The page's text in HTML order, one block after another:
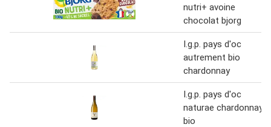
nutri+ avoine
chocolat bjorg
I.g.p. pays d'oc
autrement bio
chardonnay
I.g.p. pays d'oc
naturae chardonnay
bio